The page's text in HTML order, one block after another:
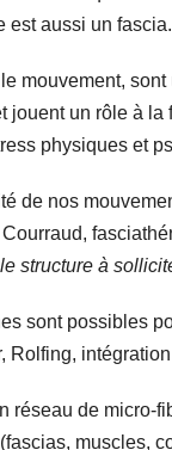
Lorsqu’ils
mouvement,
jouent un rôle à la
de nos
sont possibles
réseau de micro-